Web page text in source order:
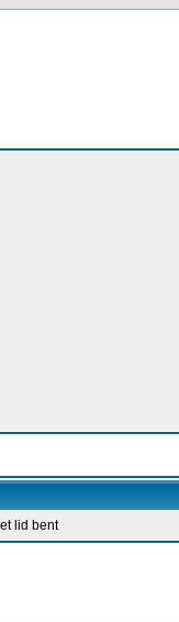
lid bent